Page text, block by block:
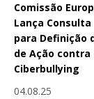
Comissão
Lança Consulta
para Definição
de Ação contra
Ciberbullying
04.08.25